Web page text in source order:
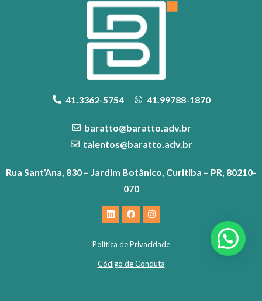
41.3362-5754 41.99788-1870
baratto@baratto.adv.br
talentos@baratto.adv.br
Rua Sant’Ana, 830 – Jardim Botânico, Curitiba – PR, 80210-
070
Política de Privacidade
Código de Conduta